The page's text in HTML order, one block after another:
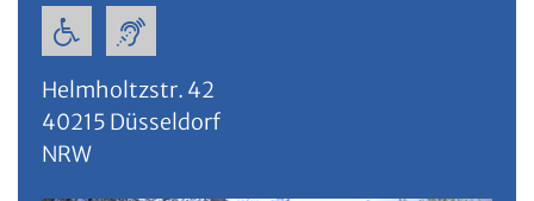
Helmholtzstr. 42
40215 Düsseldorf
NRW